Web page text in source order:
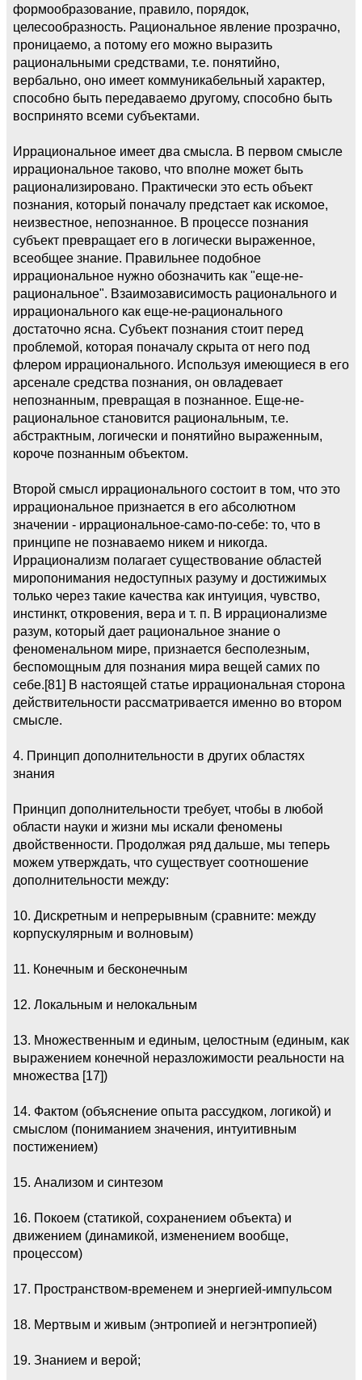
формообразование, правило, порядок,
целесообразность. Рациональное явление прозрачно,
проницаемо, а потому его можно выразить
рациональными средствами, т.е. понятийно,
вербально, оно имеет коммуникабельный характер,
способно быть передаваемо другому, способно быть
воспринято всеми субъектами.
Иррациональное имеет два смысла. В первом смысле
иррациональное таково, что вполне может быть
рационализировано. Практически это есть объект
познания, который поначалу предстает как искомое,
неизвестное, непознанное. В процессе познания
субъект превращает его в логически выраженное,
всеобщее знание. Правильнее подобное
иррациональное нужно обозначить как "еще-не-
рациональное". Взаимозависимость рационального и
иррационального как еще-не-рационального
достаточно ясна. Субъект познания стоит перед
проблемой, которая поначалу скрыта от него под
флером иррационального. Используя имеющиеся в его
арсенале средства познания, он овладевает
непознанным, превращая в познанное. Еще-не-
рациональное становится рациональным, т.е.
абстрактным, логически и понятийно выраженным,
короче познанным объектом.
Второй смысл иррационального состоит в том, что это
иррациональное признается в его абсолютном
значении - иррациональное-само-по-себе: то, что в
принципе не познаваемо никем и никогда.
Иррационализм полагает существование областей
миропонимания недоступных разуму и достижимых
только через такие качества как интуиция, чувство,
инстинкт, откровения, вера и т. п. В иррационализме
разум, который дает рациональное знание о
феноменальном мире, признается бесполезным,
беспомощным для познания мира вещей самих по
себе.[81] В настоящей статье иррациональная сторона
действительности рассматривается именно во втором
смысле.
4. Принцип дополнительности в других областях
знания
Принцип дополнительности требует, чтобы в любой
области науки и жизни мы искали феномены
двойственности. Продолжая ряд дальше, мы теперь
можем утверждать, что существует соотношение
дополнительности между:
10. Дискретным и непрерывным (сравните: между
корпускулярным и волновым)
11. Конечным и бесконечным
12. Локальным и нелокальным
13. Множественным и единым, целостным (единым, как
выражением конечной неразложимости реальности на
множества [17])
14. Фактом (объяснение опыта рассудком, логикой) и
смыслом (пониманием значения, интуитивным
постижением)
15. Анализом и синтезом
16. Покоем (статикой, сохранением объекта) и
движением (динамикой, изменением вообще,
процессом)
17. Пространством-временем и энергией-импульсом
18. Мертвым и живым (энтропией и негэнтропией)
19. Знанием и верой;